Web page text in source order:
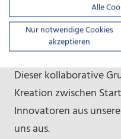
Roloff:Ja, Johannes
Augenhöhe. Sein
Dieser kollaborative
Kreation zwischen
Innovatoren aus
uns aus.
Alle
Nur notwendige Cookies
akzeptieren